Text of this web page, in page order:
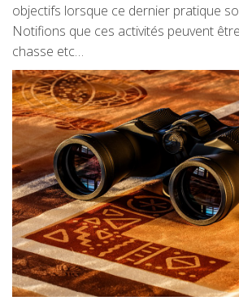
objectifs lorsque ce dernier pratique
Notifions que ces activités peuvent
chasse etc…